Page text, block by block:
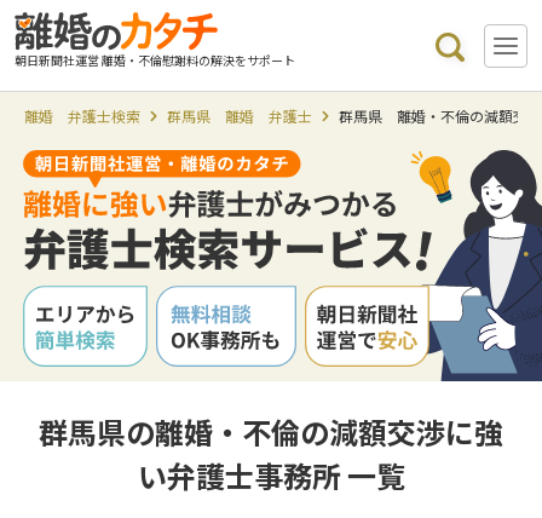
朝日新聞社運営 離婚・不倫慰謝料の解決をサポート
離婚 弁護士検索 群馬県 離婚 弁護士 群馬県 離婚・不倫の減額交
群馬県の離婚・不倫の減額交渉に強
い弁護士事務所 一覧